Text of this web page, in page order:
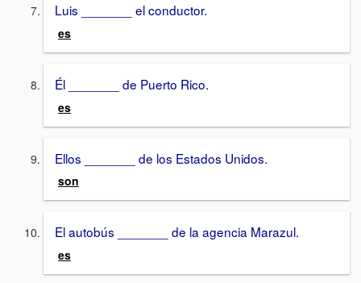
Luis _______ el conductor.
es
Él _______ de Puerto Rico.
es
Ellos _______ de los Estados Unidos.
son
El autobús _______ de la agencia Marazul.
es